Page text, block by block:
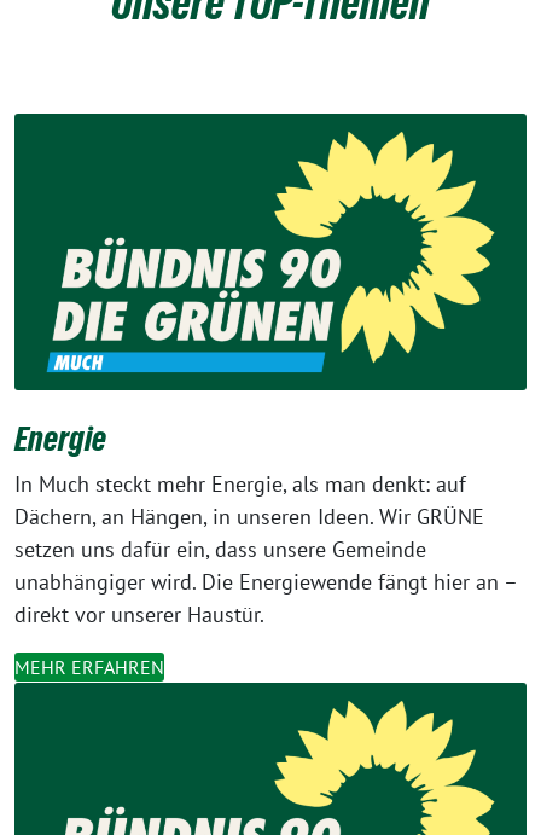
Energie
In Much steckt mehr Energie, als man denkt: auf
Dächern, an Hängen, in unseren Ideen. Wir GRÜNE
setzen uns dafür ein, dass unsere Gemeinde
unabhängiger wird. Die Energiewende fängt hier an –
direkt vor unserer Haustür.
MEHR ERFAHREN